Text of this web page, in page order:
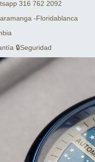
316 762 2092
-Floridablanca
🔒Seguridad